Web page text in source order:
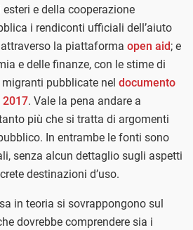
e della cooperazione
i rendiconti ufficiali dell’aiuto
la piattaforma open aid; e
e delle finanze, con le stime di
migranti pubblicate nel documento
2017. Vale la pena andare a
più che si tratta di argomenti
In entrambe le fonti sono
senza alcun dettaglio sugli aspetti
destinazioni d’uso.
in teoria si sovrappongono sul
dovrebbe comprendere sia i